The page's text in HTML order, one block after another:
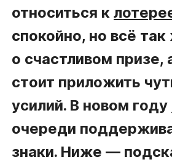
относиться к
спокойно, но всё
о счастливом призе,
стоит приложить
усилий. В новом году
очереди
знаки. Ниже —